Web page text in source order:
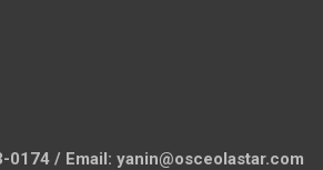
0174 / Email: yanin@osceolastar.com